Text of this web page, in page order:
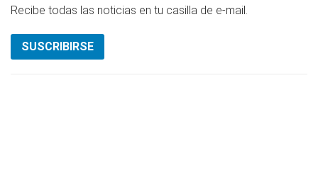
Recibe todas las noticias en tu casilla de e-mail.
SUSCRIBIRSE